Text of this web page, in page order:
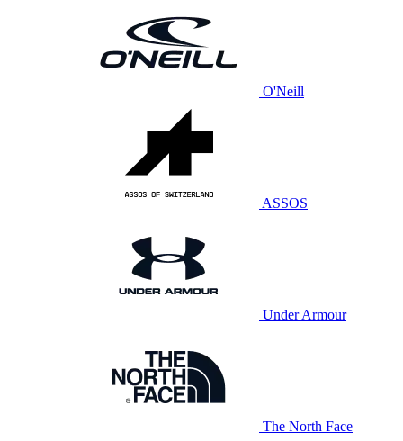
O'Neill
ASSOS
Under Armour
The North Face